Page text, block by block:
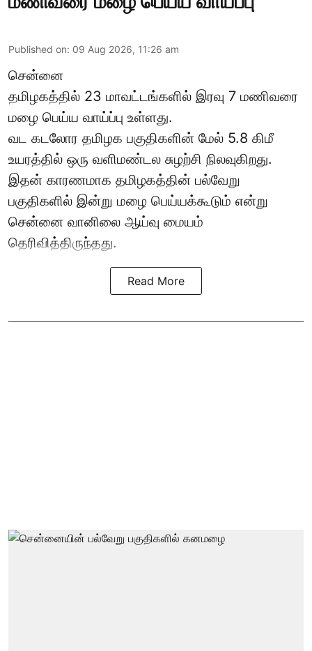
Published on: 09 Aug 2026, 11:26 am
சென்னை
தமிழகத்தில் 23 மாவட்டங்களில் இரவு 7 மணிவரை
மழை பெய்ய வாய்ப்பு உள்ளது.
வட கடலோர தமிழக பகுதிகளின் மேல் 5.8 கிமீ
உயரத்தில் ஒரு வளிமண்டல சுழற்சி நிலவுகிறது.
இதன் காரணமாக தமிழகத்தின் பல்வேறு
பகுதிகளில் இன்று மழை பெய்யக்கூடும் என்று
சென்னை வானிலை ஆய்வு மையம்
தெரிவித்திருந்தது.
Read More